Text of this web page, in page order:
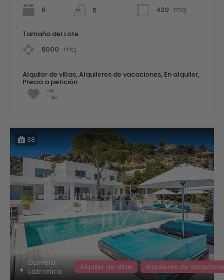
6 5 420 mq
Tamaño del Lote
8000 mq
Alquiler de villas, Alquileres de vacaciones, En alquiler,
Precio a petición
38
Daniela
Latronico
Alquiler de villas Alquileres de